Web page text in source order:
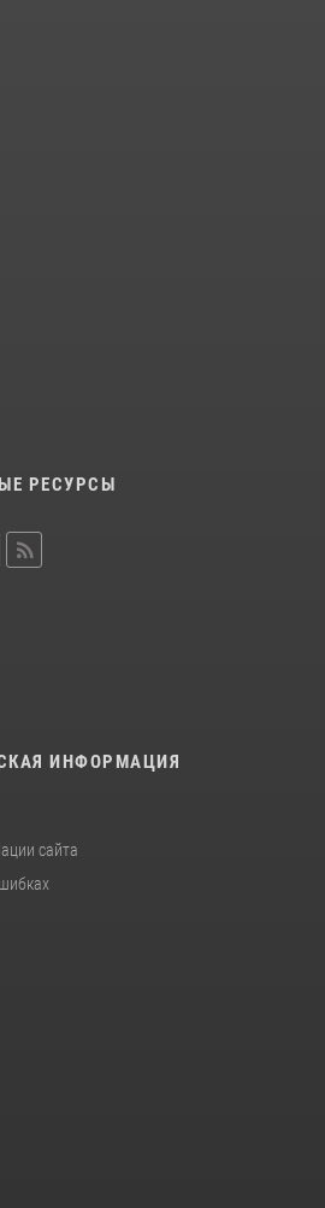
РЕСУРСЫ
ИНФОРМАЦИЯ
сайта